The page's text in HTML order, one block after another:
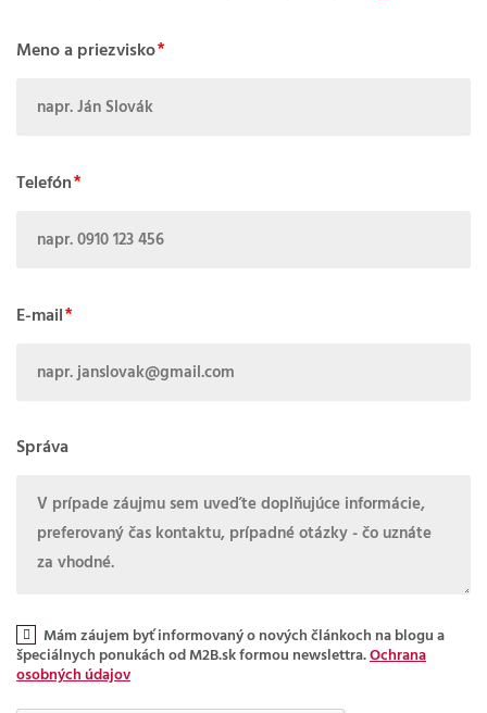
Meno a priezvisko
Telefón
E-mail
Správa
Mám záujem byť informovaný o nových článkoch na blogu a
špeciálnych ponukách od M2B.sk formou newslettra. Ochrana
osobných údajov